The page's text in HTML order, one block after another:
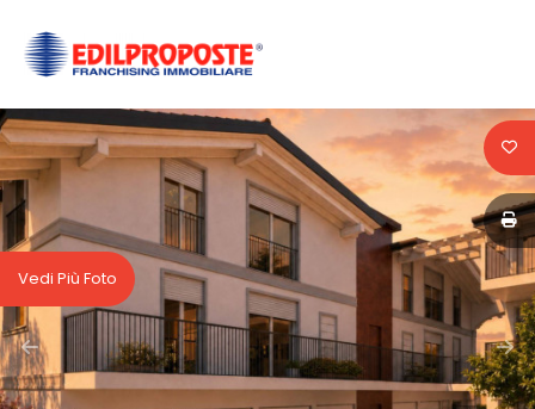
Vedi Più Foto
HOME
CHI
AFFILIATI
VENDITA
AFFITTO
Codice
Contratto
Qualsiasi
Vendita
Affitto